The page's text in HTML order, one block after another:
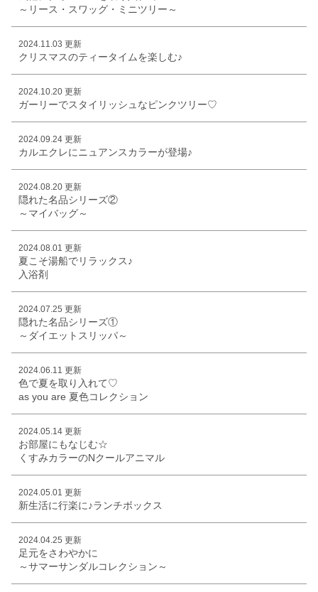
～リース・スワッグ・ミニツリー～
2024.11.03 更新
クリスマスのティータイムを楽しむ♪
2024.10.20 更新
ガーリーでスタイリッシュなピンクツリー♡
2024.09.24 更新
カルエクレにニュアンスカラーが登場♪
2024.08.20 更新
隠れた名品シリーズ②
～マイバッグ～
2024.08.01 更新
夏こそ湯船でリラックス♪
入浴剤
2024.07.25 更新
隠れた名品シリーズ①
～ダイエットスリッパ～
2024.06.11 更新
色で夏を取り入れて♡
as you are 夏色コレクション
2024.05.14 更新
お部屋にもなじむ☆
くすみカラーのNクールアニマル
2024.05.01 更新
新生活に行楽に♪ランチボックス
2024.04.25 更新
足元をさわやかに
～サマーサンダルコレクション～